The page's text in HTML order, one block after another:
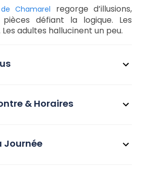
Chamarel regorge d’illusions,
défiant la logique. Les
adultes hallucinent un peu.
& Horaires
Journée